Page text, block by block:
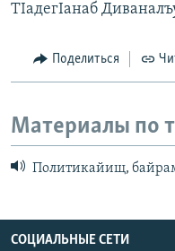
ТIадегIанаб
Поделиться
Материалы по
Политикайищ,
СОЦИАЛЬНЫЕ СЕТИ